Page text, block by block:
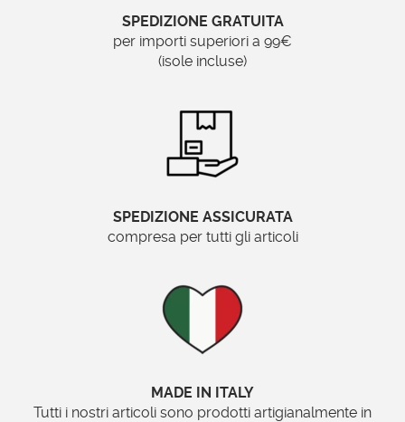
SPEDIZIONE GRATUITA
per importi superiori a 99€
(isole incluse)
SPEDIZIONE ASSICURATA
compresa per tutti gli articoli
MADE IN ITALY
Tutti i nostri articoli sono prodotti artigianalmente in